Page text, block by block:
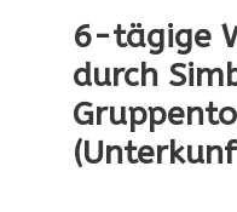
6-tägige
durch